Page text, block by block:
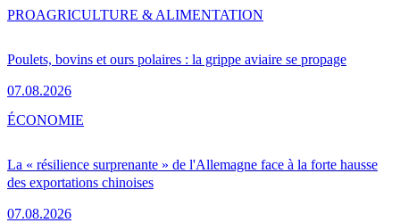
Poulets, bovins et ours polaires : la grippe aviaire se propage
07.08.2026
PROAGRICULTURE & ALIMENTATION
La « résilience surprenante » de l'Allemagne face à la forte hausse
des exportations chinoises
07.08.2026
ÉCONOMIE